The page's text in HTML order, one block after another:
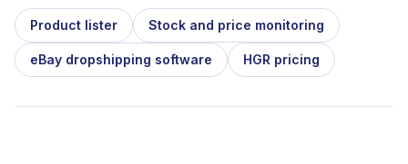
Product lister Stock and price monitoring
eBay dropshipping software HGR pricing